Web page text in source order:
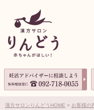
漢方サロンりんどうHOME お客様の